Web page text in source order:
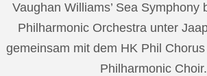
Vaughan Williams’ Sea Symphony
Philharmonic Orchestra unter
gemeinsam mit dem HK Phil
Philharmonic Choir.